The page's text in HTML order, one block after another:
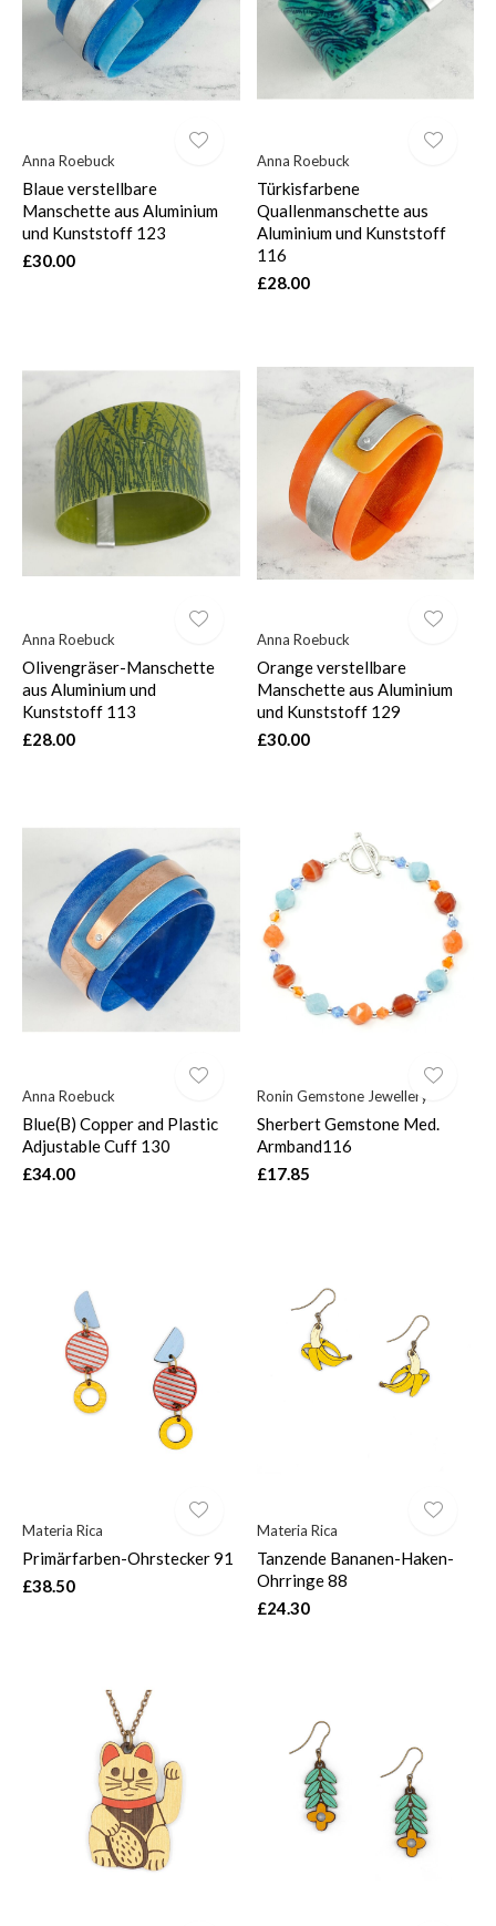
Anna Roebuck
Blaue verstellbare
Manschette aus Aluminium
und Kunststoff 123
£30.00
Anna Roebuck
Türkisfarbene
Quallenmanschette aus
Aluminium und Kunststoff
116
£28.00
Anna Roebuck
Olivengräser-Manschette
aus Aluminium und
Kunststoff 113
£28.00
Anna Roebuck
Orange verstellbare
Manschette aus Aluminium
und Kunststoff 129
£30.00
Anna Roebuck
Blue(B) Copper and Plastic
Adjustable Cuff 130
£34.00
Ronin Gemstone Jewellery
Sherbert Gemstone Med.
Armband116
£17.85
Materia Rica
Primärfarben-Ohrstecker 91
£38.50
Materia Rica
Tanzende Bananen-Haken-
Ohrringe 88
£24.30